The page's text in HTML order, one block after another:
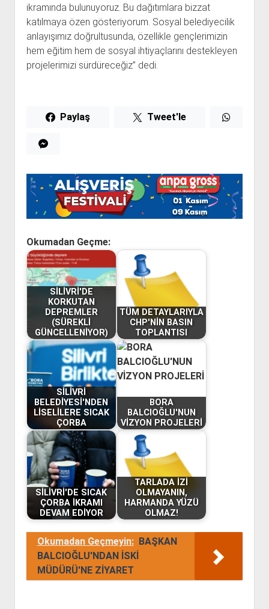
ikramında bulunuyoruz. Bu dağıtımlara bizzat
katılmaya özen gösteriyorum. Sosyal belediyecilik
anlayışımız doğrultusunda, özellikle gençlerimizin
hem eğitim hem de sosyal ihtiyaçlarını destekleyen
projelerimizi sürdüreceğiz” dedi.
Paylaş Tweet'le
Okumadan Geçme:
SİLİVRİ'DE
KORKUTAN
DEPREMLER
(SÜREKLİ
GÜNCELLENİYOR)
TÜM DETAYLARIYLA
CHP'NİN BASIN
TOPLANTISI
SİLİVRİ
BELEDİYESİ'NDEN
LİSELİLERE SICAK
ÇORBA
BORA
BALCIOĞLU'NUN
VİZYON PROJELERİ
SİLİVRİ'DE SICAK
ÇORBA İKRAMI
DEVAM EDİYOR
TARLADA İZİ
OLMAYANIN,
HARMANDA YÜZÜ
OLMAZ!
Okumadan Geçmeyin: BAŞKAN
BALCIOĞLU'NDAN İSKİ
MÜDÜRÜ'NE ZİYARET